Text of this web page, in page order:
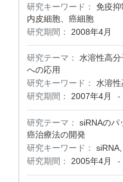
研究キーワード：
免疫抑
内皮細胞、癌細胞
研究期間：
2008年4月
研究テーマ：
水溶性高
への応用
研究キーワード：
水溶性
研究期間：
2007年4月 -
研究テーマ：
siRNAのパ
癌治療法の開発
研究キーワード：
研究期間：
2005年4月 -